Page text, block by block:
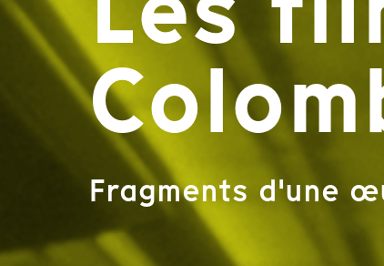
Fragments d'une